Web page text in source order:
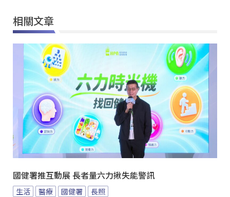
相關文章
國健署推互動展 長者量六力揪失能警訊
生活 醫療 國健署 長照